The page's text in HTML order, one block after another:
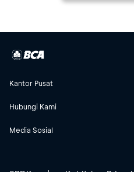
Kantor Pusat
Hubungi Kami
Media Sosial